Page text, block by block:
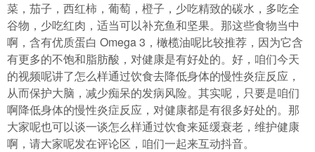
菜，茄子，西红柿，葡萄，橙子，少吃精致的碳水，多吃全
谷物，少吃红肉，适当可以补充鱼和坚果。那这些食物当中
啊，含有优质蛋白 Omega 3，橄榄油呢比较推荐，因为它含
有更多的不饱和脂肪酸，对健康是有好处的。好，咱们今天
的视频呢讲了怎么样通过饮食去降低身体的慢性炎症反应，
从而保护大脑，减少痴呆的发病风险。其实呢，只要是咱们
啊降低身体的慢性炎症反应，对健康都是有很多好处的。那
大家呢也可以谈一谈怎么样通过饮食来延缓衰老，维护健康
啊，请大家呢发在评论区，咱们一起来互动抖音。